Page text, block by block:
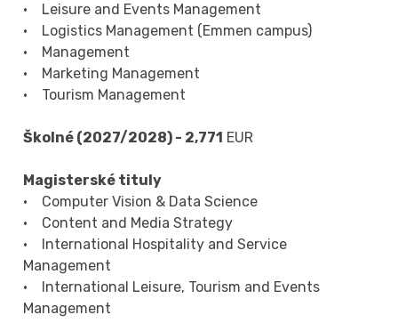
• Leisure and Events Management
• Logistics Management (Emmen campus)
• Management
• Marketing Management
• Tourism Management
Školné (2027/2028) - 2,771 EUR
Magisterské tituly
• Computer Vision & Data Science
• Content and Media Strategy
• International Hospitality and Service
Management
• International Leisure, Tourism and Events
Management